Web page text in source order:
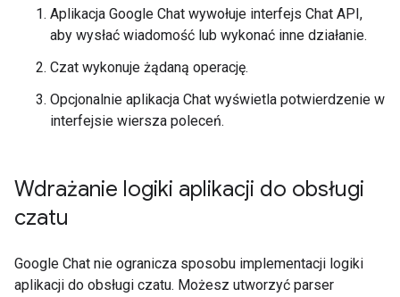
Aplikacja Google Chat wywołuje interfejs Chat API,
aby wysłać wiadomość lub wykonać inne działanie.
Czat wykonuje żądaną operację.
Opcjonalnie aplikacja Chat wyświetla potwierdzenie w
interfejsie wiersza poleceń.
Wdrażanie logiki aplikacji do obsługi
czatu
Google Chat nie ogranicza sposobu implementacji logiki
aplikacji do obsługi czatu. Możesz utworzyć parser